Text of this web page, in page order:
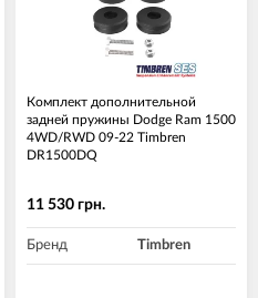
Комплект дополнительной
задней пружины Dodge Ram 1500
4WD/RWD 09-22 Timbren
DR1500DQ
11 530 грн.
Бренд Timbren